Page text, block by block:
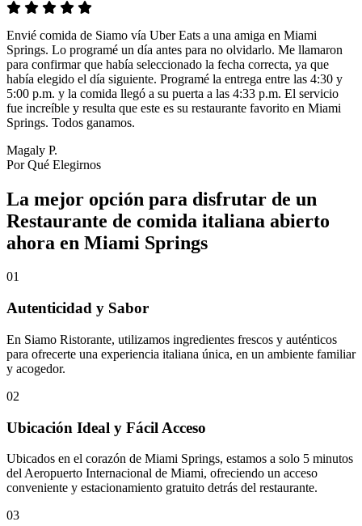
Envié comida de Siamo vía Uber Eats a una amiga en Miami
Springs. Lo programé un día antes para no olvidarlo. Me llamaron
para confirmar que había seleccionado la fecha correcta, ya que
había elegido el día siguiente. Programé la entrega entre las 4:30 y
5:00 p.m. y la comida llegó a su puerta a las 4:33 p.m. El servicio
fue increíble y resulta que este es su restaurante favorito en Miami
Springs. Todos ganamos.
Magaly P.
Por Qué Elegirnos
La mejor opción para disfrutar de un
Restaurante de comida italiana abierto
ahora en Miami Springs
01
Autenticidad y Sabor
En Siamo Ristorante, utilizamos ingredientes frescos y auténticos
para ofrecerte una experiencia italiana única, en un ambiente familiar
y acogedor.
02
Ubicación Ideal y Fácil Acceso
Ubicados en el corazón de Miami Springs, estamos a solo 5 minutos
del Aeropuerto Internacional de Miami, ofreciendo un acceso
conveniente y estacionamiento gratuito detrás del restaurante.
03